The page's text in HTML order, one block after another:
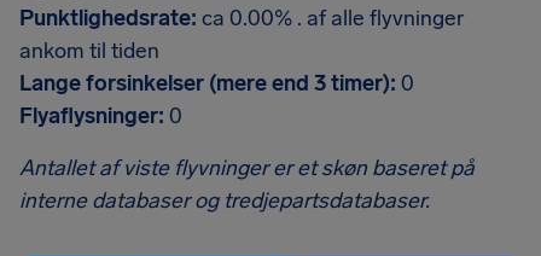
Punktlighedsrate: ca 0.00% . af alle flyvninger
ankom til tiden
Lange forsinkelser (mere end 3 timer): 0
Flyaflysninger: 0
Antallet af viste flyvninger er et skøn baseret på
interne databaser og tredjepartsdatabaser.